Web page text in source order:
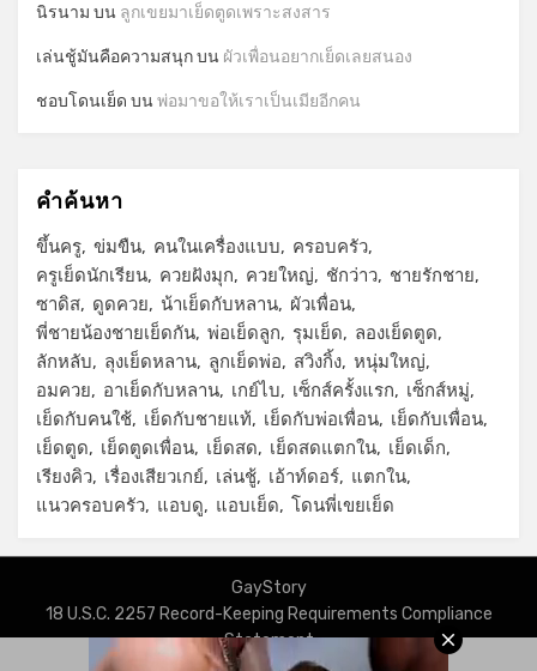
นิรนาม บน ลูกเขยมาเย็ดตูดเพราะสงสาร
เล่นชู้มันคือความสนุกบน ผัวเพื่อนอยากเย็ดเลยสนอง
ชอบโดนเย็ด บนพ่อมาขอให้เราเป็นเมียอีกคน
คำค้นหา
ขึ้นครู ข่มขืน คนในเครื่องแบบ
ครอบครัว
ครูเย็ดนักเรียน
ควยฝังมุก ควยใหญ่ ชักว่าว
ชายรักชาย
ซาดิส
ดูดควย น้าเย็ดกับหลาน
ผัวเพื่อน
พี่ชายน้องชายเย็ดกัน พ่อเย็ดลูก รุมเย็ด
ลองเย็ดตูด
ลักหลับ
ลุงเย็ดหลาน ลูกเย็ดพ่อ สวิงกิ้ง หนุ่มใหญ่
อมควย
อาเย็ดกับหลาน เกย์ไบ เซ็กส์ครั้งแรก
เซ็กส์หมู่
เย็ดกับคนใช้
เย็ดกับชายแท้ เย็ดกับพ่อเพื่อน
เย็ดกับเพื่อน
เย็ดตูด
เย็ดตูดเพื่อน เย็ดสด เย็ดสดแตกใน
เย็ดเด็ก
เรียงคิว
เรื่องเสียวเกย์ เล่นชู้ เอ้าท์ดอร์
แตกใน
แนวครอบครัว
แอบดู แอบเย็ด โดนพี่เขยเย็ด
GayStory
18 U.S.C. 2257 Record-Keeping Requirements Compliance
Statement
Privacy Policy